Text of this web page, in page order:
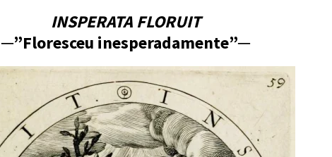
INSPERATA FLORUIT
─”Floresceu inesperadamente”─